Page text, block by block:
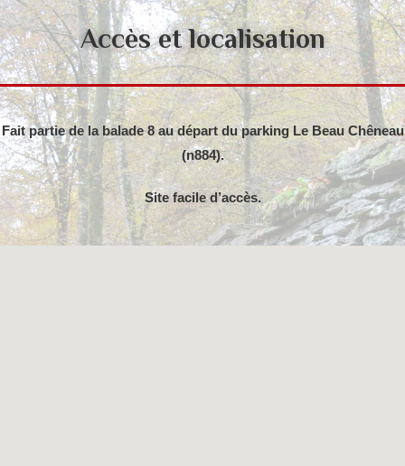
Accès et localisation
Fait partie de la balade 8 au départ du parking Le Beau Chêneau
(n884).
Site facile d’accès.